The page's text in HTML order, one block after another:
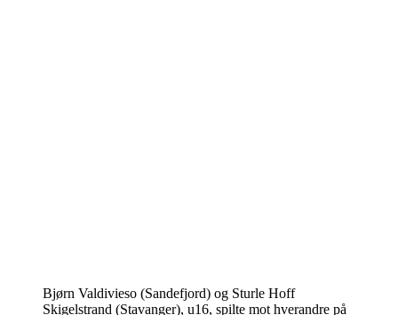
Bjørn Valdivieso (Sandefjord) og Sturle Hoff
Skigelstrand (Stavanger), u16, spilte mot hverandre på